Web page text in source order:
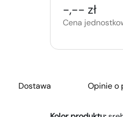
-,-- zł
Cena
Dostawa Opinie o